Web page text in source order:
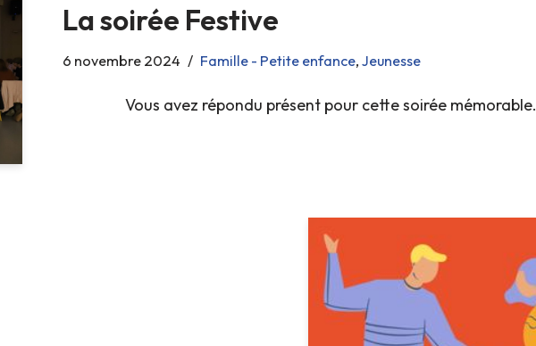
La soirée Festive
6 novembre 2024 Famille - Petite enfance, Jeunesse
Vous avez répondu présent pour cette soirée mémorable.